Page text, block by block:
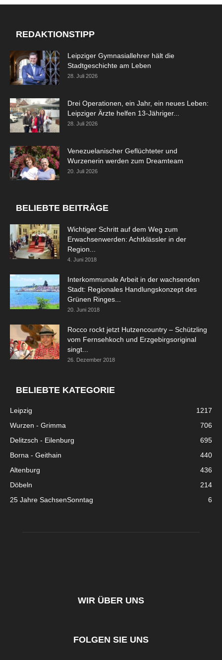
REDAKTIONSTIPP
Leipziger Gymnasiallehrer hält die
Stadtgeschichte am Leben
28. Juli 2026
Drei Operationen, ein Jahr, ein neues Leben:
Leipziger Ärzte helfen 13-Jähriger...
28. Juli 2026
Venezuelanischer Geflüchteter und
Wurzenerin werden zum Dreamteam
20. Juli 2026
BELIEBTE BEITRÄGE
Wichtiger Schritt auf dem Weg zum
Erwachsenwerden: Achtklässler in der
Region...
4. Juni 2018
Interkommunale Arbeit in der wachsenden
Stadt: Regionales Handlungskonzept des
Grünen Ringes...
20. Juni 2018
Rocco rockt jetzt Hutzencountry – Schützling
vom Fernsehkoch und Erzgebirgsoriginal
singt...
26. Dezember 2018
BELIEBTE KATEGORIE
Leipzig
1217
Wurzen - Grimma
706
Delitzsch - Eilenburg
695
Borna - Geithain
440
Altenburg
436
Döbeln
214
25 Jahre SachsenSonntag
6
WIR ÜBER UNS
FOLGEN SIE UNS